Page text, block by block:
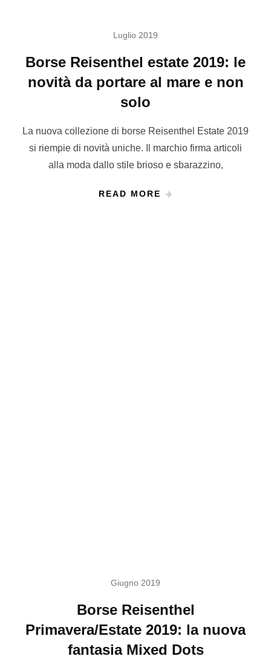
Luglio 2019
Borse Reisenthel estate 2019: le
novità da portare al mare e non
solo
La nuova collezione di borse Reisenthel Estate 2019
si riempie di novità uniche. Il marchio firma articoli
alla moda dallo stile brioso e sbarazzino,
READ MORE
Giugno 2019
Borse Reisenthel
Primavera/Estate 2019: la nuova
fantasia Mixed Dots